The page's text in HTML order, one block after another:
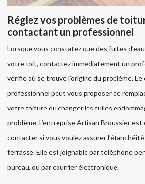
Réglez vos problèmes de
contactant un professionnel
Lorsque vous constatez que des fuites
votre toit, contactez immédiatement un
vérifie où se trouve l’origine du problème. Le
professionnel peut vous proposer de
votre toiture ou changer les tuiles
problème. L’entreprise Artisan Broussier est
contacter si vous voulez assurer
terrasse. Elle est joignable par téléphone
bureau, ou par courrier électronique.